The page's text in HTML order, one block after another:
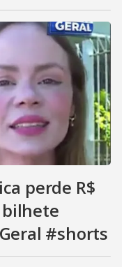
perde R$
bilhete
#shorts